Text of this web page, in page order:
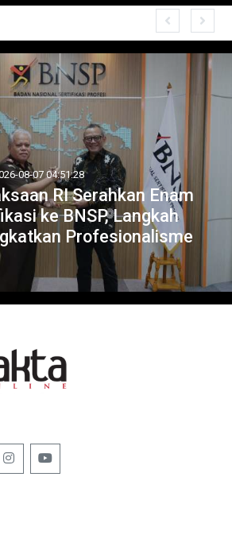
08-07 04:51:28
RI Serahkan Enam
ke BNSP, Langkah
Profesionalisme